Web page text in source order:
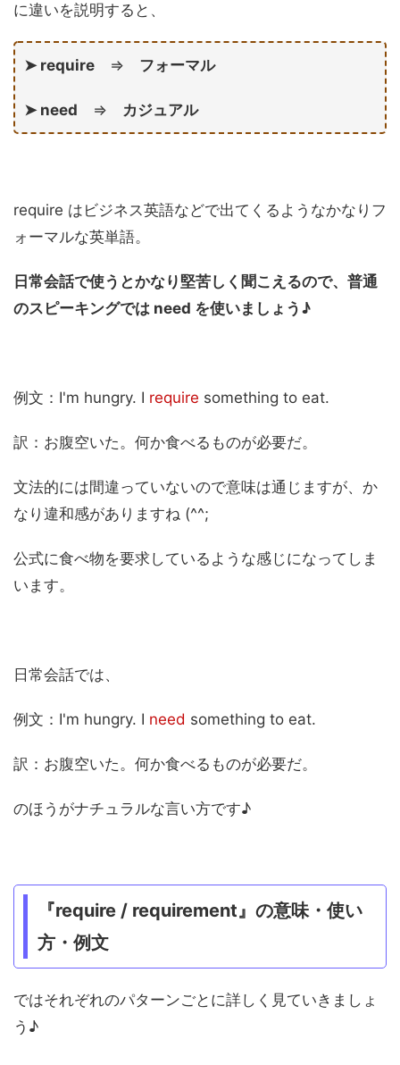
に違いを説明すると、
➤ require ⇒ フォーマル
➤ need ⇒ カジュアル
require はビジネス英語などで出てくるようなかなりフ
ォーマルな英単語。
日常会話で使うとかなり堅苦しく聞こえるので、普通
のスピーキングでは need を使いましょう♪
例文：I'm hungry. I require something to eat.
訳：お腹空いた。何か食べるものが必要だ。
文法的には間違っていないので意味は通じますが、か
なり違和感がありますね (^^;
公式に食べ物を要求しているような感じになってしま
います。
日常会話では、
例文：I'm hungry. I need something to eat.
訳：お腹空いた。何か食べるものが必要だ。
のほうがナチュラルな言い方です♪
『require / requirement』の意味・使い
方・例文
ではそれぞれのパターンごとに詳しく見ていきましょ
う♪